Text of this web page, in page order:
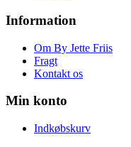
Information
Om By Jette Friis
Fragt
Kontakt os
Min konto
Indkøbskurv